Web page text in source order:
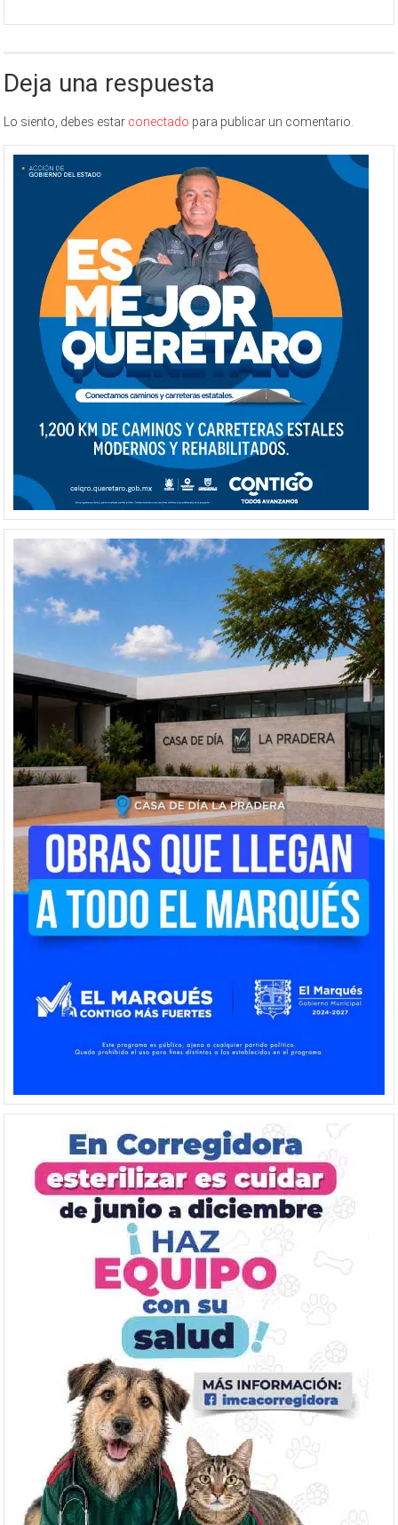
Deja una respuesta
Lo siento, debes estar conectado para publicar un comentario.